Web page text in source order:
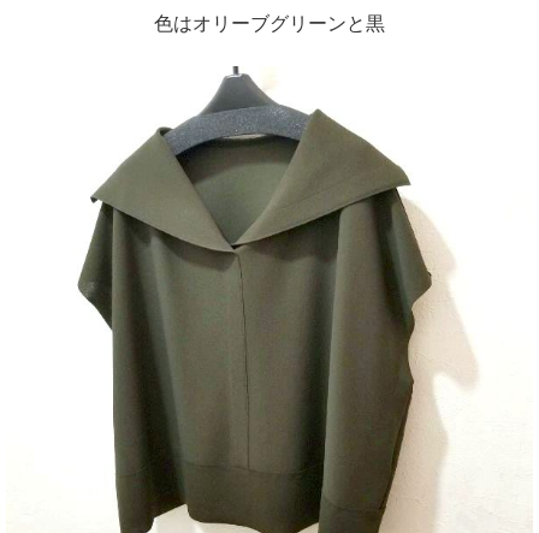
色はオリーブグリーンと黒